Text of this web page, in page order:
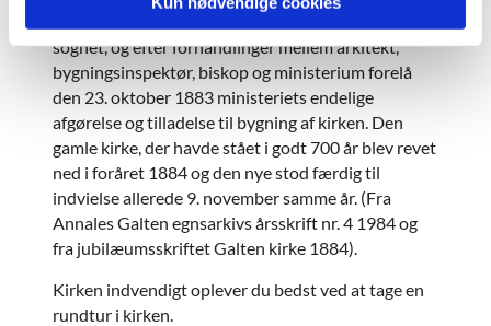
sognet, og efter forhandlinger mellem arkitekt,
bygningsinspektør, biskop og ministerium forelå
den 23. oktober 1883 ministeriets endelige
afgørelse og tilladelse til bygning af kirken. Den
gamle kirke, der havde stået i godt 700 år blev revet
ned i foråret 1884 og den nye stod færdig til
indvielse allerede 9. november samme år. (Fra
Annales Galten egnsarkivs årsskrift nr. 4 1984 og
fra jubilæumsskriftet Galten kirke 1884).
Kirken indvendigt oplever du bedst ved at tage en
rundtur i kirken.